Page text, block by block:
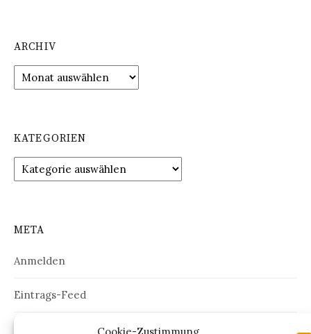
ARCHIV
Archiv
KATEGORIEN
Kategorien
META
Anmelden
Eintrags-Feed
Kommentar-Feed